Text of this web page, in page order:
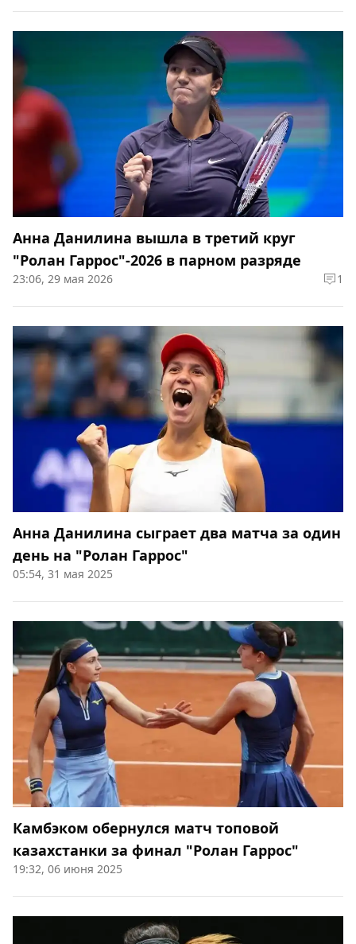
Анна Данилина вышла в третий круг
"Ролан Гаррос"-2026 в парном разряде
23:06, 29 мая 2026 1
Анна Данилина сыграет два матча за один
день на "Ролан Гаррос"
05:54, 31 мая 2025
Камбэком обернулся матч топовой
казахстанки за финал "Ролан Гаррос"
19:32, 06 июня 2025